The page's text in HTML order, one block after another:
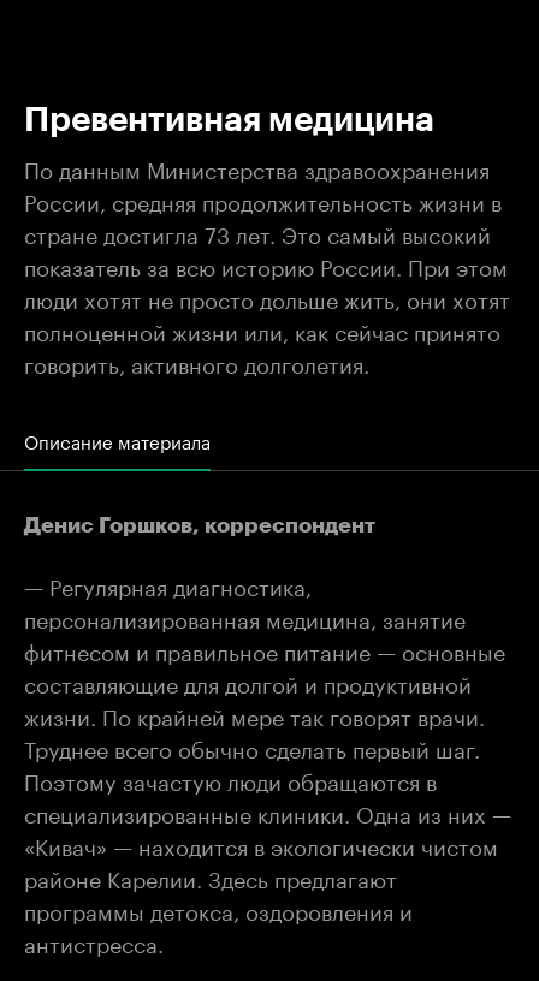
Превентивная медицина
По данным Министерства здравоохранения
России, средняя продолжительность жизни в
стране достигла 73 лет. Это самый высокий
показатель за всю историю России. При этом
люди хотят не просто дольше жить, они хотят
полноценной жизни или, как сейчас принято
говорить, активного долголетия.
Описание материала
Денис Горшков, корреспондент
— Регулярная диагностика,
персонализированная медицина, занятие
фитнесом и правильное питание — основные
составляющие для долгой и продуктивной
жизни. По крайней мере так говорят врачи.
Труднее всего обычно сделать первый шаг.
Поэтому зачастую люди обращаются в
специализированные клиники. Одна из них —
«Кивач» — находится в экологически чистом
районе Карелии. Здесь предлагают
программы детокса, оздоровления и
антистресса.